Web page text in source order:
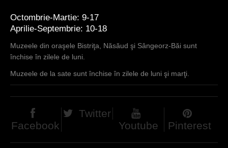
Octombrie-Martie: 9-17
Aprilie-Septembrie: 10-18
Muzeele din oraşele Bistriţa, Năsăud şi Sângeorz-Băi sunt
închise în zilele de luni.
Muzeele de la sate sunt închise în zilele de luni şi marţi.
Facebook
Twitter
Youtube
Pinterest